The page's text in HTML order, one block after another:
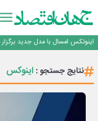
با تقاضای برق ناپایدار هوش
اینوتکس امسال با مدل جدید
راه‌آهن موظف به ارائه برنامه برای
با تقاضای برق ناپایدار هوش
اینوتکس امسال با مدل جدید برگزار
نتایج جستجو : اینوکس